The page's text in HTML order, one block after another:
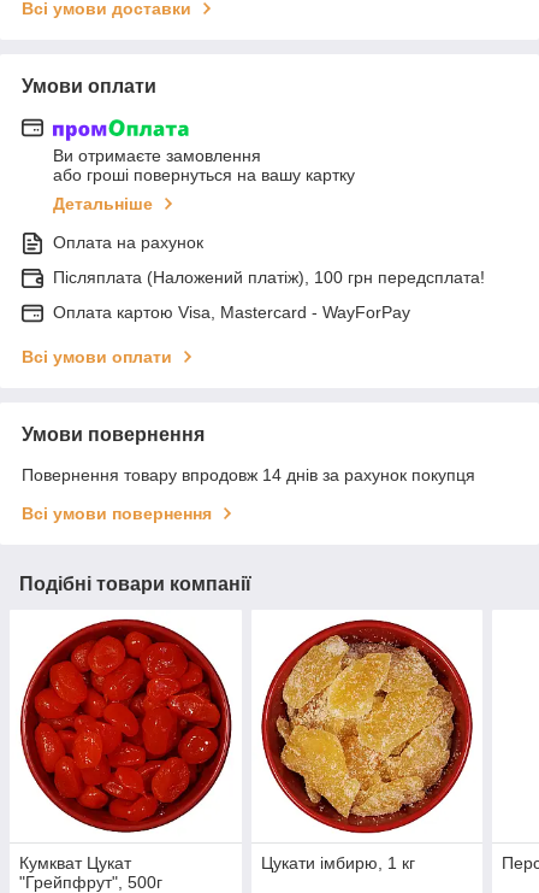
Всі умови доставки
Умови оплати
Ви отримаєте замовлення
або гроші повернуться на вашу картку
Детальніше
Оплата на рахунок
Післяплата (Наложений платіж), 100 грн передсплата!
Оплата картою Visa, Mastercard - WayForPay
Всі умови оплати
Умови повернення
Повернення товару впродовж 14 днів за рахунок покупця
Всі умови повернення
Подібні товари компанії
Кумкват Цукат
"Грейпфрут", 500г
Цукати імбирю, 1 кг